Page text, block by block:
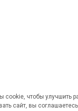
чтобы улучшить
сайт, вы